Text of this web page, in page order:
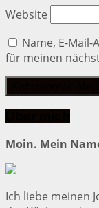
Website
Name, E-
für meinen
Moin. Mein
Ich liebe meinen